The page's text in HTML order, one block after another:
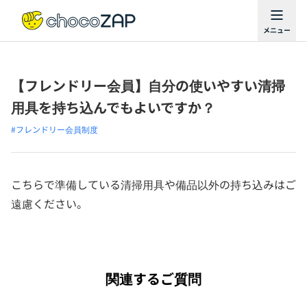
【フレンドリー会員】自分の使いやすい清掃
用具を持ち込んでもよいですか？
#フレンドリー会員制度
こちらで準備している清掃用具や備品以外の持ち込みはご
遠慮ください。
関連するご質問